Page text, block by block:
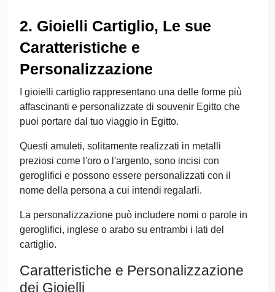
2. Gioielli Cartiglio, Le sue
Caratteristiche e
Personalizzazione
I gioielli cartiglio rappresentano una delle forme più
affascinanti e personalizzate di souvenir Egitto che
puoi portare dal tuo viaggio in Egitto.
Questi amuleti, solitamente realizzati in metalli
preziosi come l'oro o l'argento, sono incisi con
geroglifici e possono essere personalizzati con il
nome della persona a cui intendi regalarli.
La personalizzazione può includere nomi o parole in
geroglifici, inglese o arabo su entrambi i lati del
cartiglio.
Caratteristiche e Personalizzazione
dei Gioielli